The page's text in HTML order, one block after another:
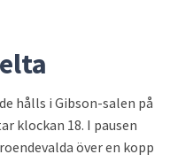
hålls i Gibson-salen på
klockan 18. I pausen
över en kopp